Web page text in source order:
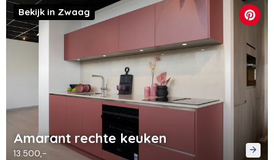
Amarant rechte keuken
13.500,-
Bekijk in Zwaag